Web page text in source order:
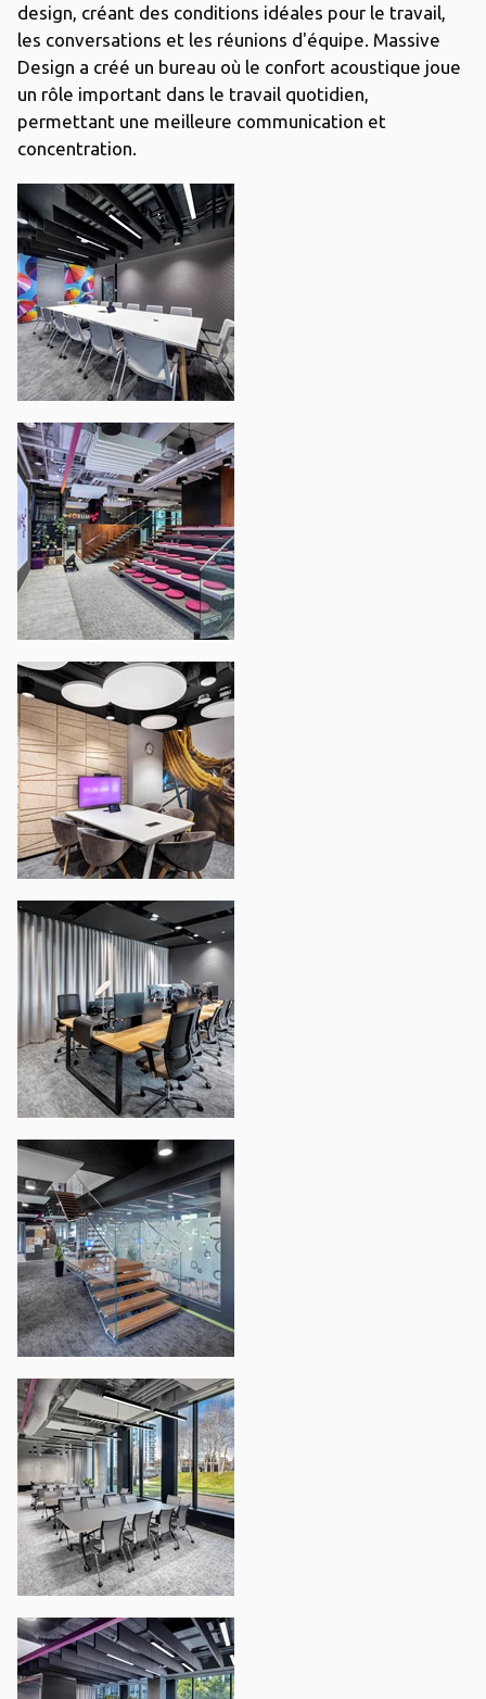
design, créant des conditions idéales pour le travail,
les conversations et les réunions d'équipe. Massive
Design a créé un bureau où le confort acoustique joue
un rôle important dans le travail quotidien,
permettant une meilleure communication et
concentration.